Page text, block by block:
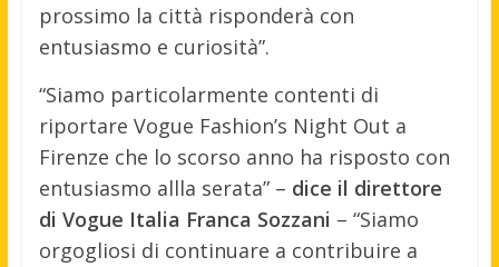
prossimo la città risponderà con
entusiasmo e curiosità”.
“Siamo particolarmente contenti di
riportare Vogue Fashion’s Night Out a
Firenze che lo scorso anno ha risposto con
entusiasmo allla serata” – dice il direttore
di Vogue Italia Franca Sozzani – “Siamo
orgogliosi di continuare a contribuire a